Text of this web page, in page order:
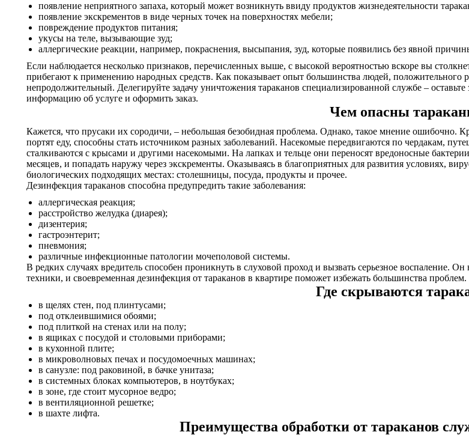
появление неприятного запаха, который может возникнуть ввиду продуктов жизнедеятельности
появление экскрементов в виде черных точек на поверхностях мебели;
повреждение продуктов питания;
укусы на теле, вызывающие зуд;
аллергические реакции, например, покраснения, высыпания, зуд, которые появились без явной
Если наблюдается несколько признаков, перечисленных выше, с высокой вероятностью вскоре вы
прибегают к применению народных средств. Как показывает опыт большинства людей, положительного
непродолжительный. Делегируйте задачу уничтожения тараканов специализированной службе –
информацию об услуге и оформить заказ.
Чем опасны
Кажется, что прусаки их сородичи, – небольшая безобидная проблема. Однако, такое мнение ошибочно.
портят еду, способны стать источником разных заболеваний. Насекомые передвигаются по чердакам,
сталкиваются с крысами и другими насекомыми. На лапках и тельце они переносят вредоносные
месяцев, и попадать наружу через экскременты. Оказываясь в благоприятных для развития условиях,
биологических подходящих местах: столешницы, посуда, продукты и прочее.
Дезинфекция тараканов способна предупредить такие заболевания:
аллергическая реакция;
расстройство желудка (диарея);
дизентерия;
гастроэнтерит;
пневмония;
различные инфекционные патологии мочеполовой системы.
В редких случаях вредитель способен проникнуть в слуховой проход и вызвать серьезное воспаление.
техники, и своевременная дезинфекция от тараканов в квартире поможет избежать большинства проблем.
Где скрываются
в щелях стен, под плинтусами;
под отклеившимися обоями;
под плиткой на стенах или на полу;
в ящиках с посудой и столовыми приборами;
в кухонной плите;
в микроволновых печах и посудомоечных машинах;
в санузле: под раковиной, в бачке унитаза;
в системных блоках компьютеров, в ноутбуках;
в зоне, где стоит мусорное ведро;
в вентиляционной решетке;
в шахте лифта.
Преимущества обработки от тараканов